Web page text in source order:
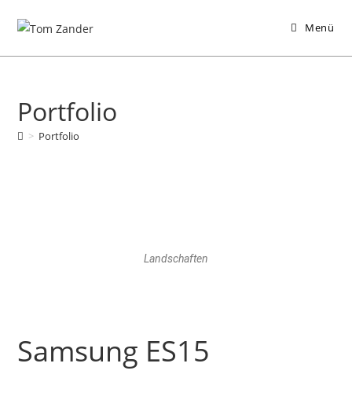
Menü
Portfolio
> Portfolio
Landschaften
Samsung ES15